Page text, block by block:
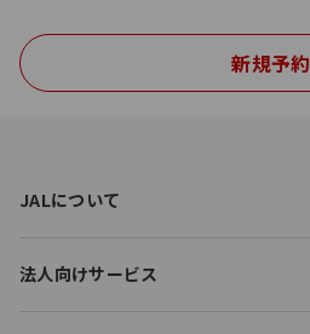
新規予約
o
e
JALについて
法人向けサービス